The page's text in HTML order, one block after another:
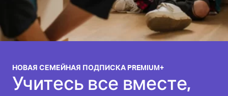
НОВАЯ СЕМЕЙНАЯ ПОДПИСКА PREMIUM+
Учитесь все вместе,